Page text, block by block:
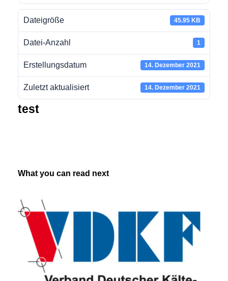
Dateigröße 45.95 KB
Datei-Anzahl 1
Erstellungsdatum 14. Dezember 2021
Zuletzt aktualisiert 14. Dezember 2021
test
What you can read next